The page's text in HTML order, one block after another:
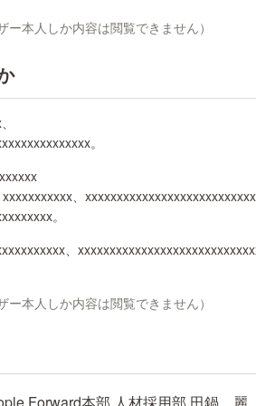
ー本人しか内容は閲覧できません）
。
、
。
、
ー本人しか内容は閲覧できません）